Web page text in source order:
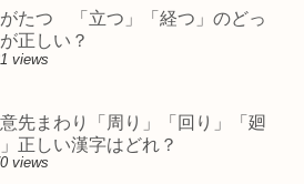
たつ 「立つ」「経つ」のどっ
正しい？
views
先まわり「周り」「回り」「廻
正しい漢字はどれ？
views